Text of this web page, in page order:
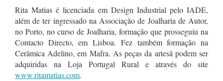
Rita Matias é licenciada em Design Industrial pelo IADE,
além de ter ingressado na Associação de Joalharia de Autor,
no Porto, no curso de Joalharia, formação que prosseguiu na
Contacto Directo, em Lisboa. Fez também formação na
Cerâmica Adelino, em Mafra. As peças da artesã podem ser
adquiridas na Loja Portugal Rural e através do site
www.ritamatias.com.